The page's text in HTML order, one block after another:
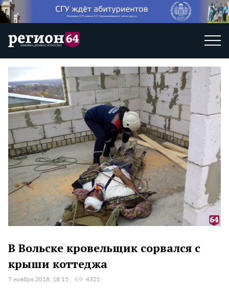
В Вольске кровельщик сорвался с
крыши коттеджа
7 ноября 2018, 18:15 4321